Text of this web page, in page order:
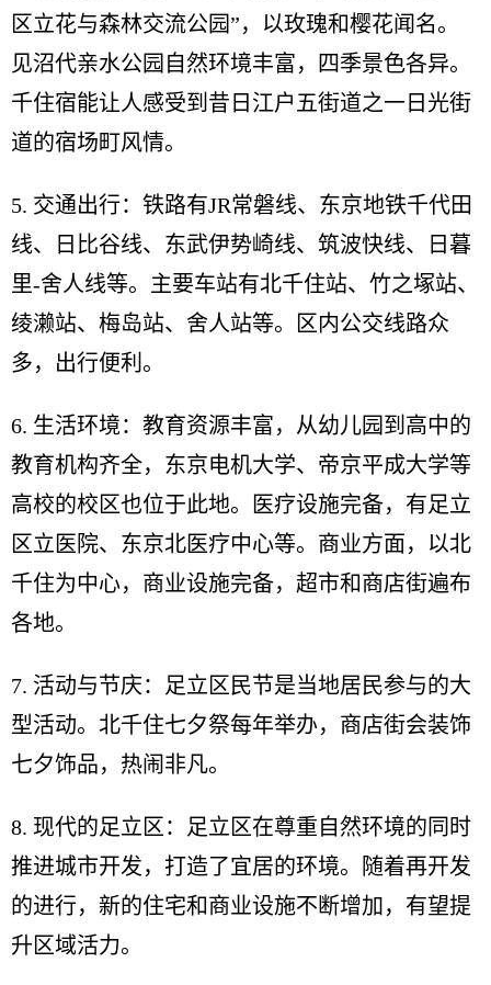
区立花与森林交流公园”，以玫瑰和樱花闻名。
见沼代亲水公园自然环境丰富，四季景色各异。
千住宿能让人感受到昔日江户五街道之一日光街
道的宿场町风情。
5. 交通出行：铁路有JR常磐线、东京地铁千代田
线、日比谷线、东武伊势崎线、筑波快线、日暮
里-舍人线等。主要车站有北千住站、竹之塚站、
绫濑站、梅岛站、舍人站等。区内公交线路众
多，出行便利。
6. 生活环境：教育资源丰富，从幼儿园到高中的
教育机构齐全，东京电机大学、帝京平成大学等
高校的校区也位于此地。医疗设施完备，有足立
区立医院、东京北医疗中心等。商业方面，以北
千住为中心，商业设施完备，超市和商店街遍布
各地。
7. 活动与节庆：足立区民节是当地居民参与的大
型活动。北千住七夕祭每年举办，商店街会装饰
七夕饰品，热闹非凡。
8. 现代的足立区：足立区在尊重自然环境的同时
推进城市开发，打造了宜居的环境。随着再开发
的进行，新的住宅和商业设施不断增加，有望提
升区域活力。